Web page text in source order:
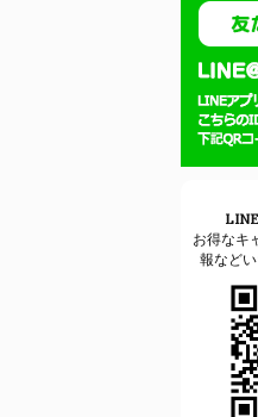
お得なキ
報など